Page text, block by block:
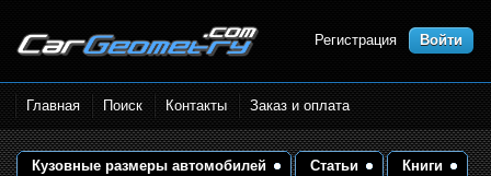
Размеры кузова автомобилей.
Контрольные точки и кузовные
размеры. Геометрия кузова
Регистрация Войти
Главная Поиск Контакты Заказ и оплата
Кузовные размеры автомобилей Статьи Книги